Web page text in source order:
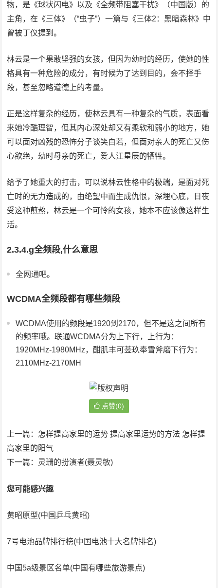
物，是《球状闪电》以及《全频带阻塞干扰》（中国版）的
主角，在《三体》（“虫子”）一篇与《三体2：黑暗森林》中
曾被丁仪提到。
林云是一个果敢坚强的女孩，但因为幼时的经历，使她的性
格具有一种危险的成分，有时候为了达到目的，会不择手
段，甚至忽略道德上的考量。
正是这样复杂的经历，使林云具有一种复杂的气质，表面看
来她冷酷理智，但其内心深处却又有柔软和弱小的地方，她
可以面对凶残的恐怖分子谈笑自若，但面对亲人的死亡又伤
心欲绝，幼时母亲的死亡，爱人江星辰的牺牲。
给予了她重大的打击，可以说林云性格中的极端，是面对死
亡时的无力造成的，由绝望中而生成仇恨，深埋心底，日夜
受这种煎熬，林云是一个可怜的女孩，她本不应该像这样生
活。
2.3.4.g全频段,什么意思
全网通吧。
WCDMA全频段都有哪些频段
WCDMA使用的频段是1920到2170，但不是这之间所有
的频率哦。联通WCDMA分为上下行，上行为：
1920MHz-1980MHz，酣肌丰可莶玖奉雪斧磨下行为：
2110MHz-2170MH
点赞(0)
上一篇： 怎样提高家里的运势 提高家里运势的方法 怎样提
高家里的阳气
下一篇： 灵珊的扮演者(聂灵敏)
您可能感兴趣
黄昭原型(中国乒乓黄昭)
7号电池品牌排行榜(中国电池十大名牌排名)
中国5a级景区名单(中国有哪些旅游景点)